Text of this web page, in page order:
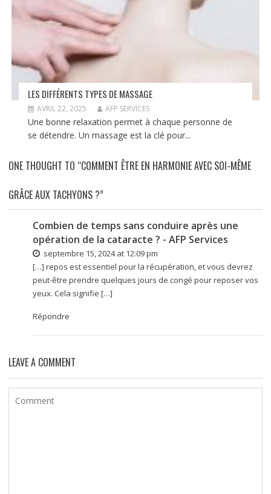
LES DIFFÉRENTS TYPES DE MASSAGE
AVRIL 22, 2025 AFP SERVICES
Une bonne relaxation permet à chaque personne de
se détendre. Un massage est la clé pour...
ONE THOUGHT TO “COMMENT ÊTRE EN HARMONIE AVEC SOI-MÊME
GRÂCE AUX TACHYONS ?”
Combien de temps sans conduire après une
opération de la cataracte ? - AFP Services
septembre 15, 2024 at 12:09 pm
[…] repos est essentiel pour la récupération, et vous devrez
peut-être prendre quelques jours de congé pour reposer vos
yeux. Cela signifie […]
Répondre
LEAVE A COMMENT